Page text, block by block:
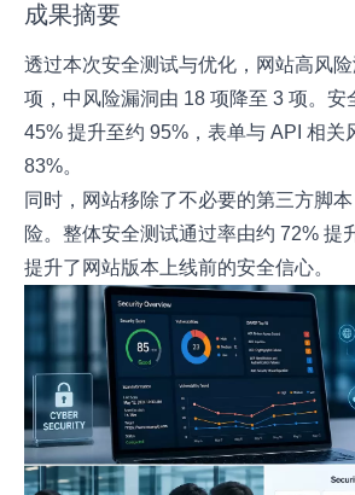
成果摘要
透过本次安全测试与优化，网站高风
项，中风险漏洞由 18 项降至 3 项。安
45% 提升至约 95%，表单与 API 相关
83%。
同时，网站移除了不必要的第三方脚
险。整体安全测试通过率由约 72% 提
提升了网站版本上线前的安全信心。